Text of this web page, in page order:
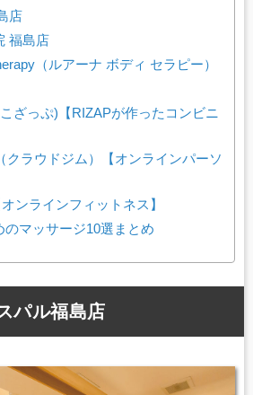
店
福島店
（ルアーナ ボディ セラピー）
ざっぷ)【RIZAPが作ったコンビニ
クラウドジム）【オンラインパーソ
ンラインフィットネス】
のマッサージ10選まとめ
パル福島店